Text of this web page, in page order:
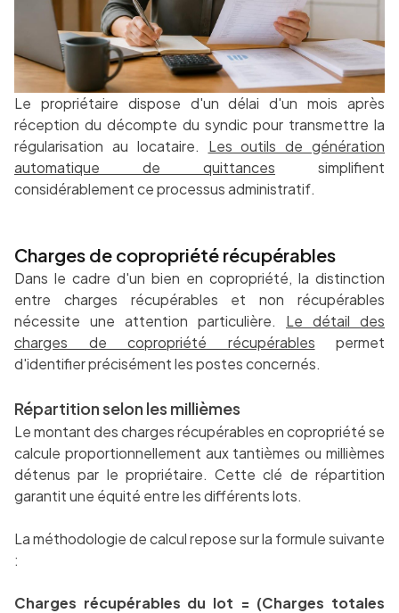
Le propriétaire dispose d'un délai d'un mois après
réception du décompte du syndic pour transmettre la
régularisation au locataire. Les outils de génération
automatique de quittances simplifient
considérablement ce processus administratif.
Charges de copropriété récupérables
Dans le cadre d'un bien en copropriété, la distinction
entre charges récupérables et non récupérables
nécessite une attention particulière. Le détail des
charges de copropriété récupérables permet
d'identifier précisément les postes concernés.
Répartition selon les millièmes
Le montant des charges récupérables en copropriété se
calcule proportionnellement aux tantièmes ou millièmes
détenus par le propriétaire. Cette clé de répartition
garantit une équité entre les différents lots.
La méthodologie de calcul repose sur la formule suivante
:
Charges récupérables du lot = (Charges totales